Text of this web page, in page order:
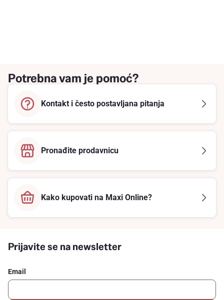
Potrebna vam je pomoć?
Kontakt i često postavljana pitanja
Pronađite prodavnicu
Kako kupovati na Maxi Online?
Prijavite se na newsletter
Email